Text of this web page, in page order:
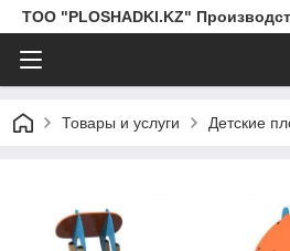
ТОО "PLOSHADKI.KZ"
Товары и услуги Детские